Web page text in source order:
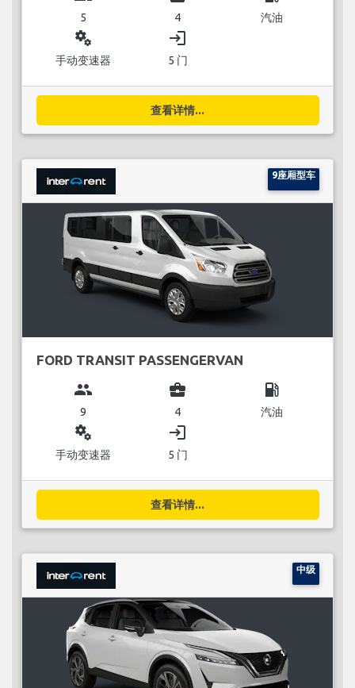
5 4 汽油
miscellaneous_services
手动变速器
login
5 门
查看详情...
9座厢型车
FORD TRANSIT PASSENGERVAN
group
9
business_center
4
local_gas_station
汽油
miscellaneous_services
手动变速器
login
5 门
查看详情...
中级